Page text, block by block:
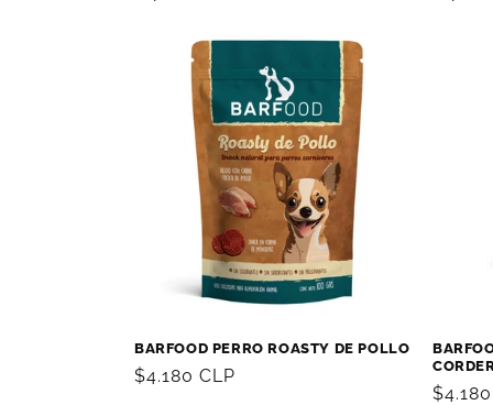
BARFOOD PERRO ROASTY DE POLLO
Precio
$4.180 CLP
Precio